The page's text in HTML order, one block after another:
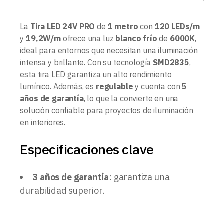
La Tira LED 24V PRO de 1 metro con 120 LEDs/m
y 19,2W/mofrece una luz blanco frío de 6000K,
ideal para entornos que necesitan una iluminación
intensa y brillante. Con su tecnología SMD2835,
esta tira LED garantiza un alto rendimiento
lumínico. Además, es regulable y cuenta con5
años de garantía, lo que la convierte en una
solución confiable para proyectos de iluminación
en interiores.
Especificaciones clave
3 años de garantía: garantiza una
durabilidad superior.